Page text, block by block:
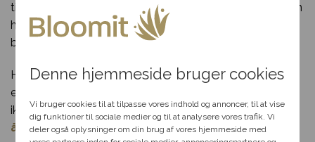
Denne hjemmeside bruger cookies
Vi bruger cookies til at tilpasse vores indhold og annoncer, til at vise
dig funktioner til sociale medier og til at analysere vores trafik. Vi
deler også oplysninger om din brug af vores hjemmeside med
tilbage til 70’erne og vores mange år i blomsterbranchen
har sikret os et kæmpe netværk af florister og
blomsterbutikker som vi samarbejder med.
Har du spørgsmål til din bestilling, udvalget af blomster
eller særlige ønsker til din blomsterdekoration? Så tøv
ikke med at kontakte os per telefon eller mail i vores
åbningstid.
Du har fået en
passer til dig, så hjælper vi
dig videre med at finde den
perfekte rabat til dit svar.